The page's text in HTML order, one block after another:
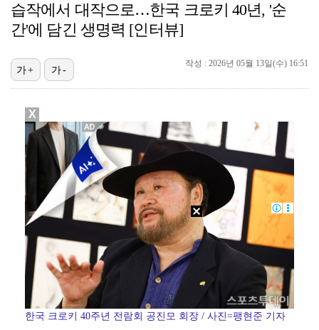
강채연, 제주삼다수 3R 선두 질주…서어진·장은수 1타…
아이들, '톰보이'까지 MV 4억뷰 돌파…통산 3번째 …
'전참시' 리센느 메이 "희망 보이지 않아 팀 탈퇴 고…
생애 첫 승 노리는 강채연·서어진·장은수, 제주삼다수 …
[ST포토] 정지효, 퍼터 확인
축구협회 성접대 파문에 더불어민주당 "타락한 뒷거래로 …
습작에서 대작으로…한국 크로키 40년, '순
간'에 담긴 생명력 [인터뷰]
작성 : 2026년 05월 13일(수) 16:51
가+ 가-
한국 크로키 40주년 전람회 공진모 회장 / 사진=팽현준 기자
X